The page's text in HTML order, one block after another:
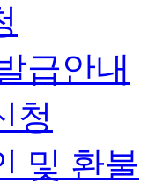
급안내
청
및 환불